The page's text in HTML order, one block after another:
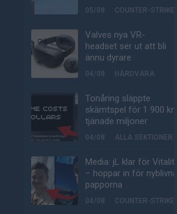
05/08 COUNTER-STRIKE
Valves nya VR-
headset ser ut att bli
ännu dyrare
04/08 HÅRDVARA
Tonåring släppte
skämtspel för 1 900 kr –
tjänade miljoner
04/08 ALLA SEKTIONER
Media: jL klar för Vitality
– hoppar in för nyblivna
papporna
04/08 COUNTER-STRIKE